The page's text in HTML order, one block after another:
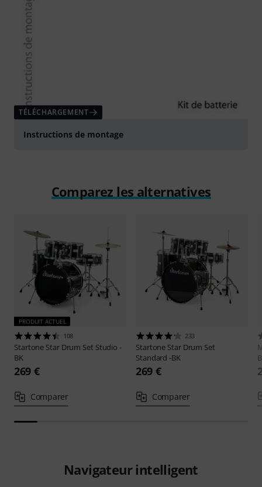
TÉLÉCHARGEMENT
Instructions de montage
Comparez les alternatives
PRODUIT ACTUEL
108
Startone Star Drum Set Studio -
BK
269 €
Comparer
233
Startone Star Drum Set
Standard -BK
269 €
Comparer
Navigateur intelligent